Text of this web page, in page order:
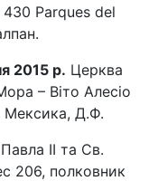
Parques del
2015 р. Церква
– Віто Алесіо
Мексика, Д.Ф.
ІІ та Св.
206, полковник